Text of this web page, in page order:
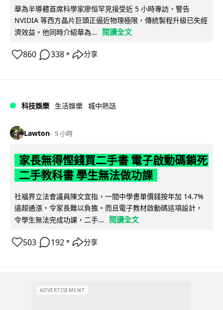
華為半導體首席科學家廖恒罕見接受近 5 小時專訪，警告
NVIDIA 等西方晶片巨頭正逼近物理極限，傳統製程升級已失經
濟效益。他同時介紹華為...
閱讀全文
860 338 ↗ 分享
科技娛樂 生活娛樂 城中熱話
Lawton 5 小時
家長無得慳錢買二手書 電子啟動碼鎖死
二手教科書 學生無法做功課
社福界立法會議員陳文宜指，一間中學書單價錢按年加 14.7%
遠超通漲，令家長難以負擔。而且電子教材啟動碼這項設計，
令學生無法完成功課，二手...
閱讀全文
503 192 ↗ 分享
ADVERTISEMENT